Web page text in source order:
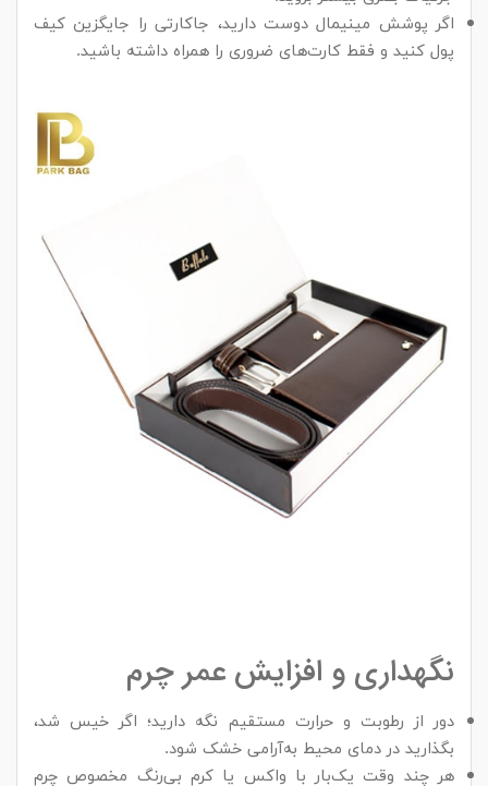
اگر پوشش مینیمال دوست دارید، جاکارتی را جایگزین کیف
پول کنید و فقط کارت‌های ضروری را همراه داشته باشید.
نگهداری و افزایش عمر چرم
دور از رطوبت و حرارت مستقیم نگه دارید؛ اگر خیس شد،
بگذارید در دمای محیط به‌آرامی خشک شود.
هر چند وقت یک‌بار با واکس یا کرم بی‌رنگ مخصوص چرم